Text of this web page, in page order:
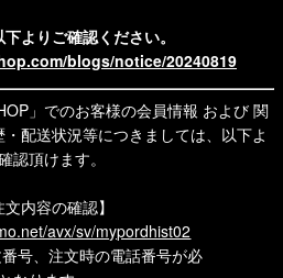
よりご確認ください。
blogs/notice/20240819
」でのお客様の会員情報 および 関
配送状況等につきましては、以下よ
認頂けます。
文内容の確認】
avx/sv/mypordhist02
号、注文時の電話番号が必